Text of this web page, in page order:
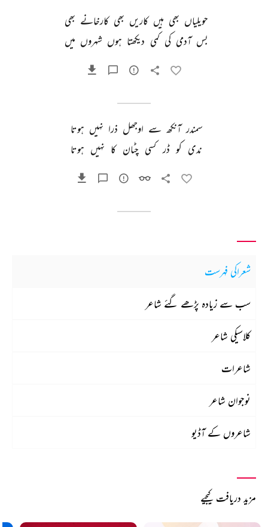
حویلیاں بھی ہیں کاریں بھی کارخانے بھی
بس آدمی کی کمی دیکھتا ہوں شہروں میں
سمندر آنکھ سے اوجھل ذرا نہیں ہوتا
ندی کو ڈر کسی چٹان کا نہیں ہوتا
شعراکی فہرست
سب سے زیادہ پڑھے گئے شاعر
کلاسیکی شاعر
شاعرات
نوجوان شاعر
شاعروں کے آڈیو
مزید دریافت کیجیے